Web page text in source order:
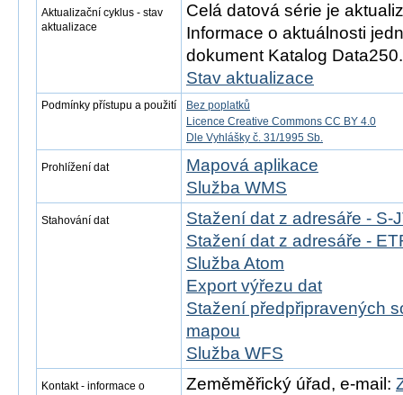
Aktualizační cyklus - stav
aktualizace
Celá datová série je
Informace o aktuálnosti
dokument Katalog Data250.
Stav aktualizace
Podmínky přístupu a použití
Bez poplatků
Licence Creative Commons CC BY 4.0
Dle Vyhlášky č. 31/1995 Sb.
Prohlížení dat
Mapová aplikace
Služba WMS
Stahování dat
Stažení dat z adresáře - S-
Stažení dat z adresáře -
Služba Atom
Export výřezu dat
Stažení předpřipravených
mapou
Služba WFS
Kontakt - informace o
Zeměměřický úřad, e-mail: